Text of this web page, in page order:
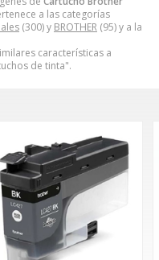
a las categorías
(300) y BROTHER (95) y a la
características a
de tinta".